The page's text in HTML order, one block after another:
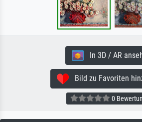
In 3D / AR
Bild zu Favoriten
0